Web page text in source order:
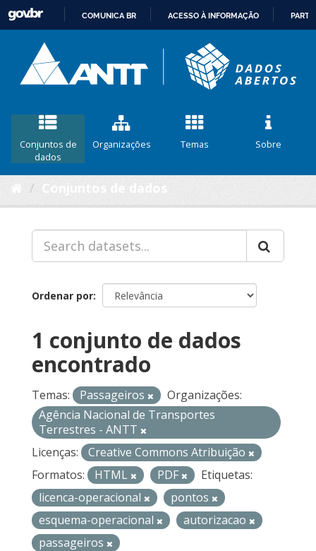
CONTEÚDO
COMUNICA BR ACESSO À INFORMAÇÃO
Conjuntos de
dados
Organizações Temas Sobre
Ordenar por
1 conjunto de dados
encontrado
Temas: Passageiros
Organizações:
Agência Nacional de Transportes
Terrestres - ANTT
Licenças:
Creative Commons Atribuição
Formatos:
HTML PDF
Etiquetas:
licenca-operacional
pontos
esquema-operacional
autorizacao
passageiros